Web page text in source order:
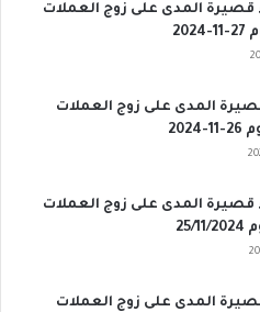
المدى على زوج العملات
المدى على زوج العملات
المدى على زوج العملات
المدى على زوج العملات